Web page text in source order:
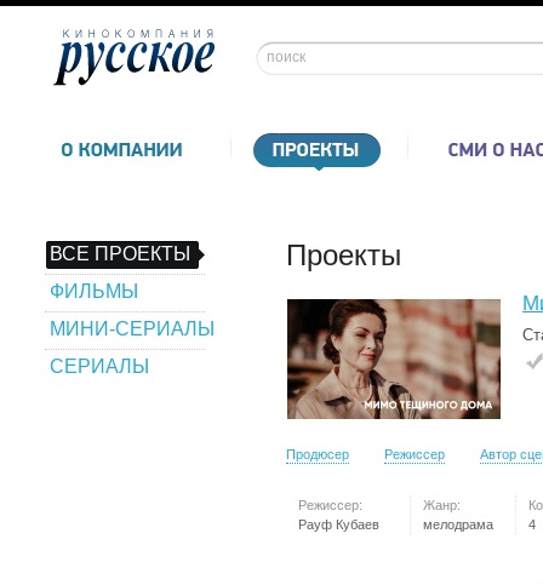
ВСЕ ПРОЕКТЫ
ФИЛЬМЫ
МИНИ-СЕРИАЛЫ
СЕРИАЛЫ
Проекты
Продюсер Режиссер Автор
Режиссер:
Рауф Кубаев
Жанр:
мелодрама
4